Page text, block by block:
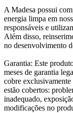
A Madesa possui
energia limpa em
responsáveis e
Além disso,
no desenvolvimento
Garantia: Este
meses de garantia
cobre
estão cobertos:
inadequado,
modificações no